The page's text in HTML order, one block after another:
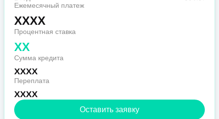
Ежемесячный платеж
XXXX
Процентная ставка
XX
Сумма кредита
XXXX
Переплата
XXXX
Оставить заявку